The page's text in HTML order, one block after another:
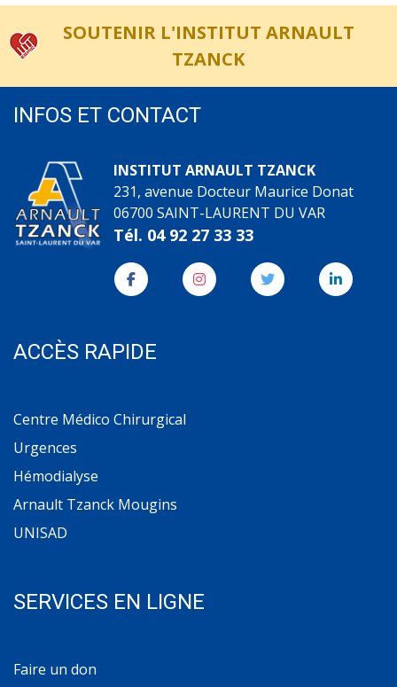
SOUTENIR L'INSTITUT ARNAULT
TZANCK
INFOS ET CONTACT
INSTITUT ARNAULT TZANCK
231, avenue Docteur Maurice Donat
06700 SAINT-LAURENT DU VAR
Tél. 04 92 27 33 33
ACCÈS RAPIDE
Centre Médico Chirurgical
Urgences
Hémodialyse
Arnault Tzanck Mougins
UNISAD
SERVICES EN LIGNE
Faire un don